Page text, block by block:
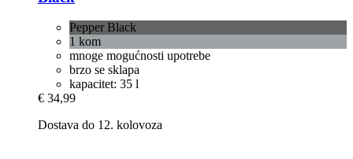
Pepper Black
1 kom
mnoge mogućnosti upotrebe
brzo se sklapa
kapacitet: 35 l
€ 34,99
Dostava do 12. kolovoza